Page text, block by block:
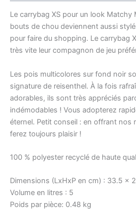
Le carrybag XS pour un look Matchy
bouts de chou deviennent aussi
pour faire du shopping. Le carrybag
très vite leur compagnon de jeu
Les pois multicolores sur fond noir
signature de reisenthel. À la fois
adorables, ils sont très appréciés
indémodables ! Vous adopterez
éternel. Petit conseil : en offrant nos
ferez toujours plaisir !
100 % polyester recyclé de haute
Dimensions (LxHxP en cm) : 33.5 x
Volume en litres : 5
Poids par pièce: 0.48 kg